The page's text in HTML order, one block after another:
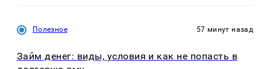
Полезное 57 минут назад
Займ денег: виды, условия и как не попасть в